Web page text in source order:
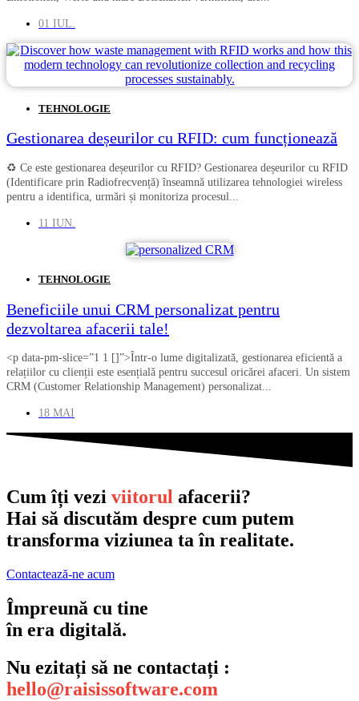
01 IUL.
TEHNOLOGIE
Gestionarea deșeurilor cu RFID: cum funcționează
♻️ Ce este gestionarea deșeurilor cu RFID? Gestionarea deșeurilor cu RFID
(Identificare prin Radiofrecvență) înseamnă utilizarea tehnologiei wireless
pentru a identifica, urmări și monitoriza procesul...
11 IUN.
TEHNOLOGIE
Beneficiile unui CRM personalizat pentru
dezvoltarea afacerii tale!
<p data-pm-slice=”1 1 []”>Într-o lume digitalizată, gestionarea eficientă a
relațiilor cu clienții este esențială pentru succesul oricărei afaceri. Un sistem
CRM (Customer Relationship Management) personalizat...
18 MAI
Cum îți vezi viitorul afacerii?
Hai să discutăm despre cum putem
transforma viziunea ta în realitate.
Contactează-ne acum
Împreună cu tine
în era digitală.
Nu ezitați să ne contactați :
hello@raisissoftware.com